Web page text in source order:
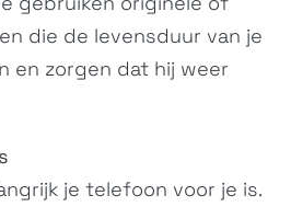
die de levensduur van je
en zorgen dat hij weer
je telefoon voor je is.